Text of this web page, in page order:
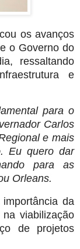
os avanços
o Governo do
ressaltando
e
para o
Carlos
e mais
Eu quero dar
para as
Orleans.
da
viabilização
de projetos